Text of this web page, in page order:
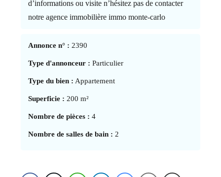
d’informations ou visite n’hésitez pas de contacter
notre agence immobilière immo monte-carlo
Annonce n° : 2390
Type d'annonceur : Particulier
Type du bien : Appartement
Superficie : 200 m²
Nombre de pièces : 4
Nombre de salles de bain : 2